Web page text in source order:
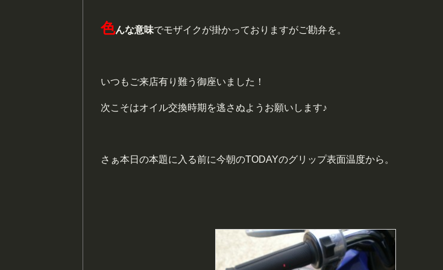
色んな意味でモザイクが掛かっておりますがご勘弁を。
いつもご来店有り難う御座いました！
次こそはオイル交換時期を逃さぬようお願いします♪
さぁ本日の本題に入る前に今朝のTODAYのグリップ表面温度から。